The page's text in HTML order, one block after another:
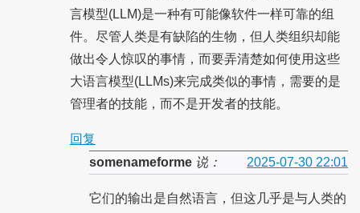
言模型(LLM)是一种有可能像软件一样可靠的组
件。尽管人类是有缺陷的生物，但人类组织却能
做出令人惊叹的事情，而要弄清楚如何使用这些
大语言模型(LLMs)来完成类似的事情，需要的是
管理者的技能，而不是开发者的技能。
回复
somenameforme说： 2025-07-30 22:01
它们的输出是自然语言，但这几乎是与人类的